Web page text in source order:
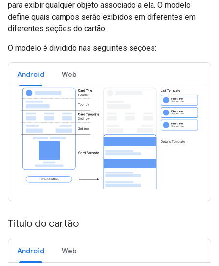
para exibir qualquer objeto associado a ela. O modelo
define quais campos serão exibidos em diferentes em
diferentes seções do cartão.
O modelo é dividido nas seguintes seções:
Android Web
Título do cartão
Android Web